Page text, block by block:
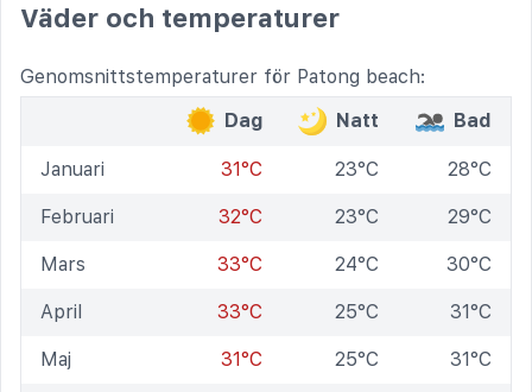
Väder och temperaturer
Genomsnittstemperaturer för Patong beach:
Dag
Natt Bad
Januari 31°C 23°C 28°C
Februari 32°C 23°C 29°C
Mars 33°C 24°C 30°C
April 33°C 25°C 31°C
Maj 31°C 25°C 31°C